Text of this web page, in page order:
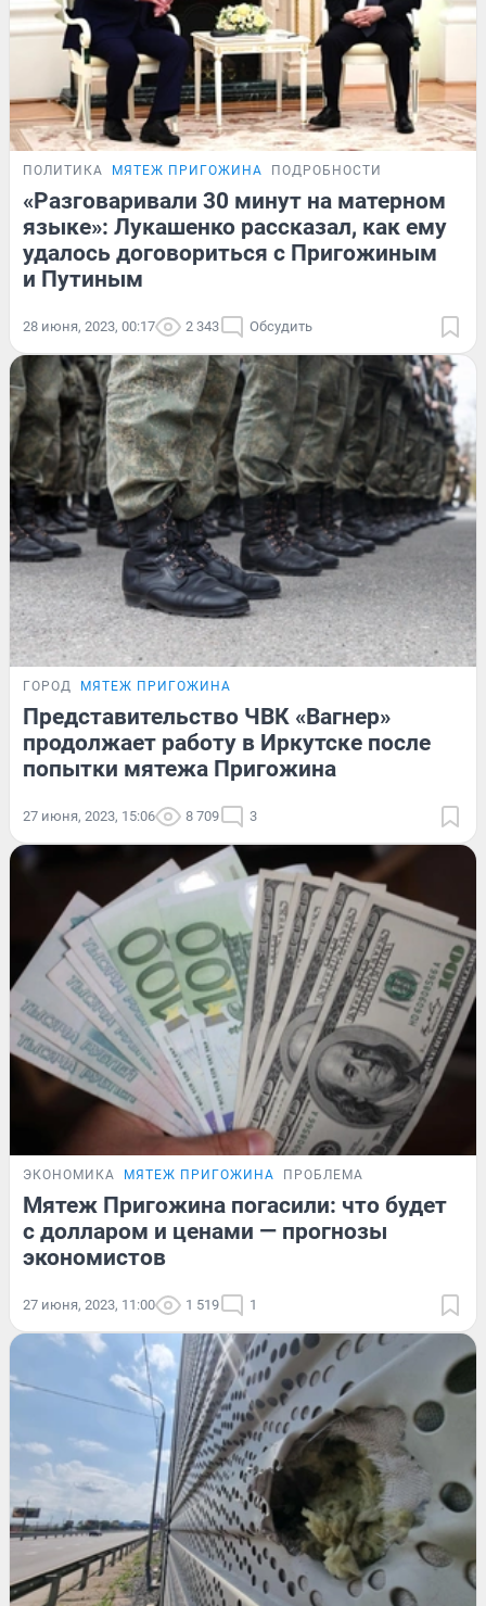
ПОЛИТИКА МЯТЕЖ ПРИГОЖИНА ПОДРОБНОСТИ
«Разговаривали 30 минут на матерном
языке»: Лукашенко рассказал, как ему
удалось договориться с Пригожиным
и Путиным
28 июня, 2023, 00:17 2 343 Обсудить
ГОРОД МЯТЕЖ ПРИГОЖИНА
Представительство ЧВК «Вагнер»
продолжает работу в Иркутске после
попытки мятежа Пригожина
27 июня, 2023, 15:06 8 709 3
ЭКОНОМИКА МЯТЕЖ ПРИГОЖИНА ПРОБЛЕМА
Мятеж Пригожина погасили: что будет
с долларом и ценами — прогнозы
экономистов
27 июня, 2023, 11:00 1 519 1